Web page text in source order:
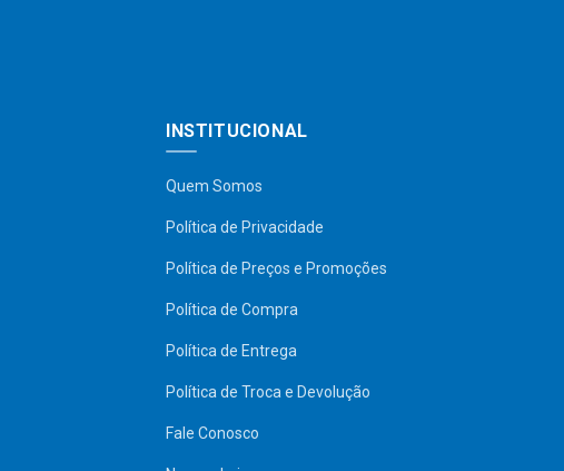
INSTITUCIONAL
Quem Somos
Política de Privacidade
Política de Preços e Promoções
Política de Compra
Política de Entrega
Política de Troca e Devolução
Fale Conosco